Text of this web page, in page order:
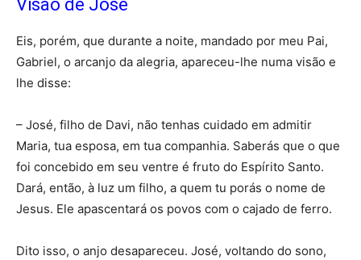
Visão de José
Eis, porém, que durante a noite, mandado por meu Pai,
Gabriel, o arcanjo da alegria, apareceu-lhe numa visão e
lhe disse:
– José, filho de Davi, não tenhas cuidado em admitir
Maria, tua esposa, em tua companhia. Saberás que o que
foi concebido em seu ventre é fruto do Espírito Santo.
Dará, então, à luz um filho, a quem tu porás o nome de
Jesus. Ele apascentará os povos com o cajado de ferro.
Dito isso, o anjo desapareceu. José, voltando do sono,